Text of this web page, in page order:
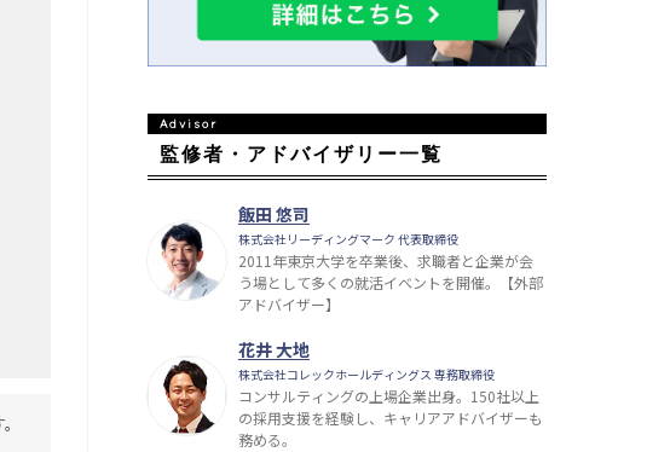
監修者・アドバイザリー一覧
飯田 悠司
株式会社リーディングマーク 代表取締役
2011年東京大学を卒業後、求職者と企業が会
う場として多くの就活イベントを開催。【外部
アドバイザー】
花井 大地
株式会社コレックホールディングス 専務取締役
コンサルティングの上場企業出身。150社以上
の採用支援を経験し、キャリアアドバイザーも
務める。